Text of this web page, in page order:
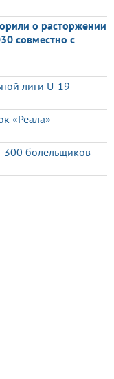
о расторжении
совместно с
лиги U-19
«Реала»
болельщиков